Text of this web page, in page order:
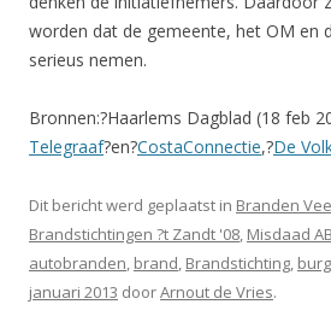
worden dat de gemeente, het OM en
serieus nemen.
Bronnen:?Haarlems Dagblad (18 feb
Telegraaf?en?CostaConnectie,?De
Dit bericht werd geplaatst in Branden
Brandstichtingen ?t Zandt '08, Misdaad
autobranden, brand, Brandstichting,
januari 2013 doorArnout de Vries.